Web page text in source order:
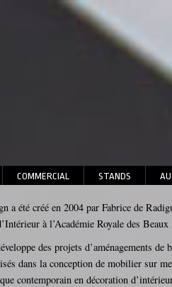
COMMERCIAL STANDS
a été créé en 2004 par Fabrice de
à l’Académie Royale des
des projets d’aménagements
dans la conception de mobilier sur
contemporain en décoration